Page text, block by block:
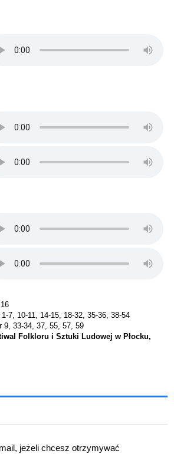
1-7, 10-11, 14-15, 18-32, 35-36, 38-54
9, 33-34, 37, 55, 57, 59
Folkloru i Sztuki Ludowej w Płocku,
jeżeli chcesz otrzymywać